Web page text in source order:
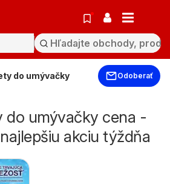
do umývačky Odoberať
do umývačky cena -
akciu týždňa